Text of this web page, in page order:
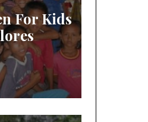
For Kids